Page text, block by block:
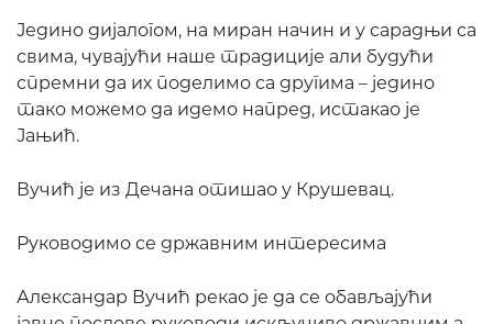
Једино дијалогом, на миран начин и у сарадњи са
свима, чувајући наше традиције али будући
спремни да их поделимо са другима – једино
тако можемо да идемо напред, истакао је
Јањић.
Вучић је из Дечана отишао у Крушевац.
Руководимо се државним интересима
Александар Вучић рекао је да се обављајући